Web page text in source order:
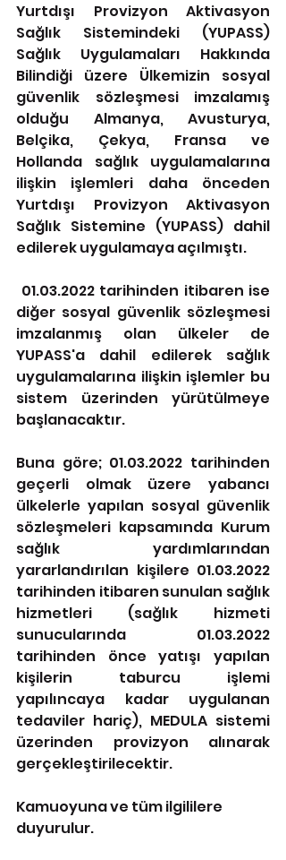
Yurtdışı Provizyon Aktivasyon
Sağlık Sistemindeki (YUPASS)
Sağlık Uygulamaları Hakkında
Bilindiği üzere Ülkemizin sosyal
güvenlik sözleşmesi imzalamış
olduğu Almanya, Avusturya,
Belçika, Çekya, Fransa ve
Hollanda sağlık uygulamalarına
ilişkin işlemleri daha önceden
Yurtdışı Provizyon Aktivasyon
Sağlık Sistemine (YUPASS) dahil
edilerek uygulamaya açılmıştı.
diğer sosyal güvenlik sözleşmesi
imzalanmış olan ülkeler de
YUPASS'a dahil edilerek sağlık
uygulamalarına ilişkin işlemler bu
sistem üzerinden yürütülmeye
başlanacaktır.
Buna göre; 01.03.2022 tarihinden
geçerli olmak üzere yabancı
ülkelerle yapılan sosyal güvenlik
sözleşmeleri kapsamında Kurum
sağlık yardımlarından
yararlandırılan kişilere 01.03.2022
tarihinden itibaren sunulan sağlık
hizmetleri (sağlık hizmeti
sunucularında 01.03.2022
tarihinden önce yatışı yapılan
kişilerin taburcu işlemi
yapılıncaya kadar uygulanan
tedaviler hariç), MEDULA sistemi
üzerinden provizyon alınarak
gerçekleştirilecektir.
Kamuoyuna ve tüm ilgililere
duyurulur.